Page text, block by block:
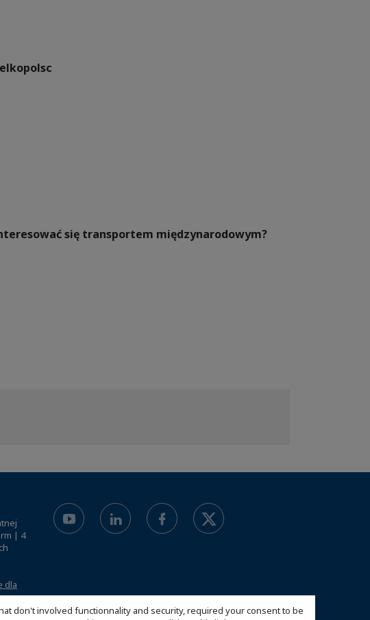
don't involved functionnality and security, required your consent to be
się transportem międzynarodowym?
| 4
dla